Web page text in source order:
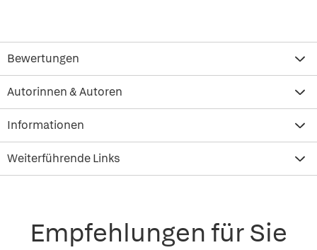
Bewertungen
Autorinnen & Autoren
Informationen
Weiterführende Links
Empfehlungen für Sie